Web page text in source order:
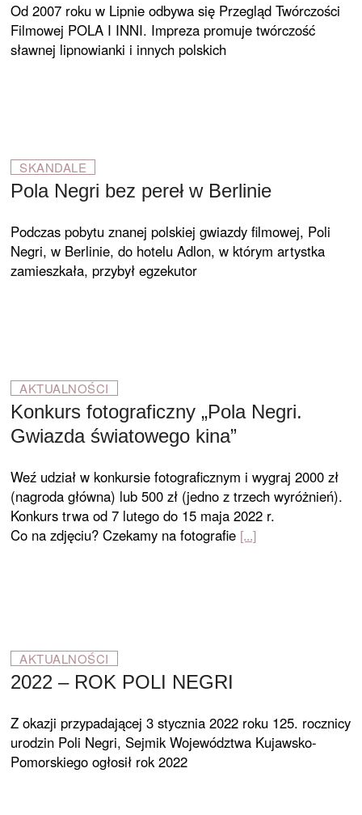
Od 2007 roku w Lipnie odbywa się Przegląd Twórczości
Filmowej POLA I INNI. Impreza promuje twórczość
sławnej lipnowianki i innych polskich
SKANDALE
Pola Negri bez pereł w Berlinie
Podczas pobytu znanej polskiej gwiazdy filmowej, Poli
Negri, w Berlinie, do ho­telu Adlon, w którym artystka
zamieszkała, przybył egzekutor
AKTUALNOŚCI
Konkurs fotograficzny „Pola Negri.
Gwiazda światowego kina”
Weź udział w konkursie fotograficznym i wygraj 2000 zł
(nagroda główna) lub 500 zł (jedno z trzech wyróżnień).
Konkurs trwa od 7 lutego do 15 maja 2022 r.
Co na zdjęciu? Czekamy na fotografie
AKTUALNOŚCI
2022 – ROK POLI NEGRI
Z okazji przypadającej 3 stycznia 2022 roku 125. rocznicy
urodzin Poli Negri, Sejmik Województwa Kujawsko-
Pomorskiego ogłosił rok 2022